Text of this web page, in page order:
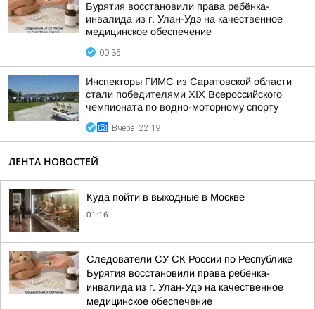
Бурятия восстановили права ребёнка-
инвалида из г. Улан-Удэ на качественное
медицинское обеспечение
00:35
Инспекторы ГИМС из Саратовской области
стали победителями XIX Всероссийского
чемпионата по водно-моторному спорту
Вчера, 22:19
ЛЕНТА НОВОСТЕЙ
Куда пойти в выходные в Москве
01:16
Следователи СУ СК России по Республике
Бурятия восстановили права ребёнка-
инвалида из г. Улан-Удэ на качественное
медицинское обеспечение